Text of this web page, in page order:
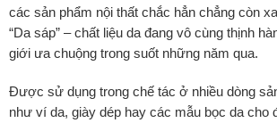
các sản phẩm nội thất chắc hẳn chẳng còn
“Da sáp” – chất liệu da đang vô cùng thịnh
giới ưa chuộng trong suốt những năm qua.
Được sử dụng trong chế tác ở nhiều dòng
như ví da, giày dép hay các mẫu bọc da cho